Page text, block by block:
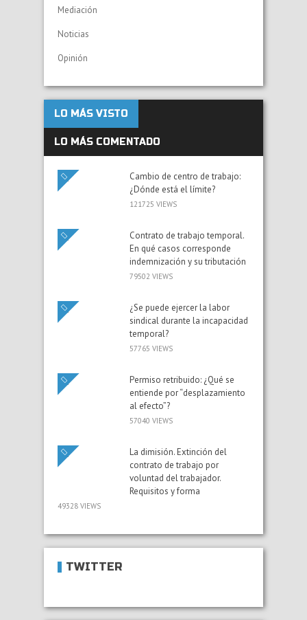
Mediación
Noticias
Opinión
LO MÁS VISTO
LO MÁS COMENTADO
Cambio de centro de trabajo:
¿Dónde está el límite?
121725 VIEWS
Contrato de trabajo temporal.
En qué casos corresponde
indemnización y su tributación
79502 VIEWS
¿Se puede ejercer la labor
sindical durante la incapacidad
temporal?
57765 VIEWS
Permiso retribuido: ¿Qué se
entiende por “desplazamiento
al efecto”?
57040 VIEWS
La dimisión. Extinción del
contrato de trabajo por
voluntad del trabajador.
Requisitos y forma
49328 VIEWS
TWITTER